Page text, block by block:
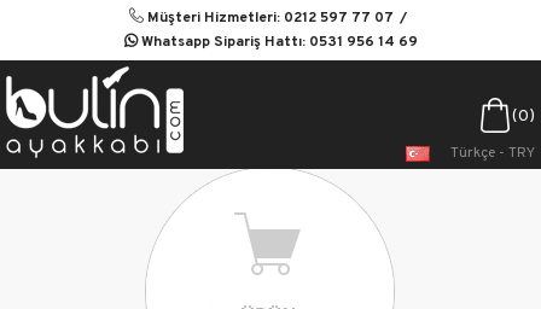
Müşteri Hizmetleri: 0212 597 77 07
Whatsapp Sipariş Hattı: 0531 956 14 69
0
Türkçe - TRY